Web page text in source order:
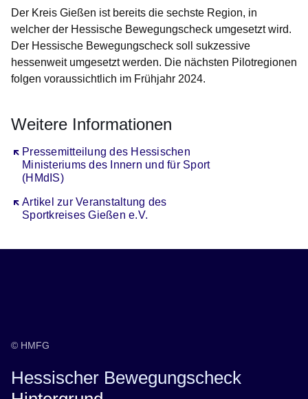
Der Kreis Gießen ist bereits die sechste Region, in
welcher der Hessische Bewegungscheck umgesetzt wird.
Der Hessische Bewegungscheck soll sukzessive
hessenweit umgesetzt werden. Die nächsten Pilotregionen
folgen voraussichtlich im Frühjahr 2024.
Weitere Informationen
Pressemitteilung des Hessischen
Ministeriums des Innern und für Sport
(HMdIS)
Öffnet sich in einem neuen Fenster
Artikel zur Veranstaltung des
Sportkreises Gießen e.V.
Öffnet sich in einem neuen Fenster
© HMFG
Hessischer Bewegungscheck